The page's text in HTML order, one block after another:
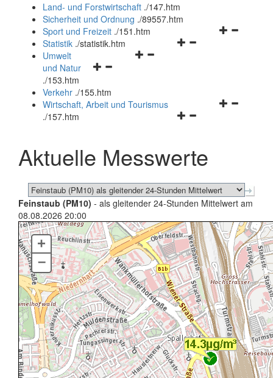
und
schließen
Land- und Forstwirtschaft ./147.htm
Sicherheit und Ordnung ./89557.htm
Navigationsmenü
Sport und Freizeit ./151.htm
Navigationsmenü
Statistik ./statistik.htm
Navigationsmenü
und
schließen
Umwelt
und Natur
./153.htm
Verkehr ./155.htm
Navigationsmenü
schließen
Wirtschaft, Arbeit und Tourismus
./157.htm
Aktuelle Messwerte
Feinstaub (PM10) - als gleitender 24-Stunden Mittelwert am
08.08.2026 20:00
+
–